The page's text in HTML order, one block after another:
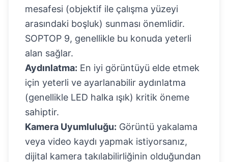
mesafesi (objektif ile çalışma yüzeyi
arasındaki boşluk) sunması önemlidir.
SOPTOP 9, genellikle bu konuda yeterli
alan sağlar.
Aydınlatma: En iyi görüntüyü elde etmek
için yeterli ve ayarlanabilir aydınlatma
(genellikle LED halka ışık) kritik öneme
sahiptir.
Kamera Uyumluluğu: Görüntü yakalama
veya video kaydı yapmak istiyorsanız,
dijital kamera takılabilirliğinin olduğundan